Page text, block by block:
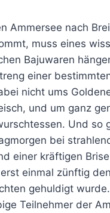
Ammersee nach
muss eines
Bajuwaren
einer
nicht ums
und um ganz
Und so
bei
einer kräftigen
einmal zünftig den
gehuldigt
Teilnehmer der